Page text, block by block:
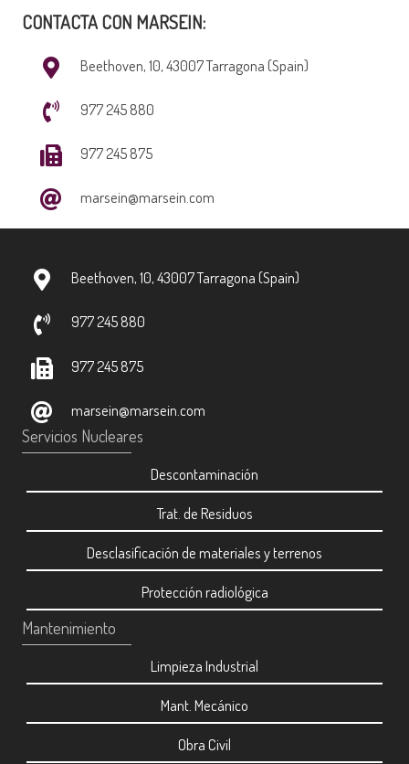
CONTACTA CON MARSEIN:
Beethoven, 10, 43007 Tarragona (Spain)
977 245 880
977 245 875
marsein@marsein.com
Beethoven, 10, 43007 Tarragona (Spain)
977 245 880
977 245 875
marsein@marsein.com
Servicios Nucleares
Descontaminación
Trat. de Residuos
Desclasificación de materiales y terrenos
Protección radiológica
Mantenimiento
Limpieza Industrial
Mant. Mecánico
Obra Civil